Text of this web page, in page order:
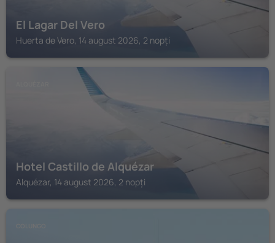
El Lagar Del Vero
Huerta de Vero, 14 august 2026, 2 nopți
Hotel Castillo de Alquézar
Alquézar, 14 august 2026, 2 nopți